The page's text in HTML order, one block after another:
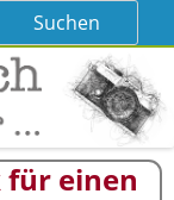
für einen